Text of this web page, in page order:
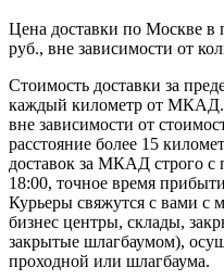
Цена доставки по Москве
руб., вне зависимости от
Стоимость доставки за
каждый километр от МКАД.
вне зависимости от
расстояние более 15
доставок за МКАД строго с
18:00, точное время
Курьеры свяжутся с вами с
бизнес центры, склады,
закрытые шлагбаумом),
проходной или шлагбаума.